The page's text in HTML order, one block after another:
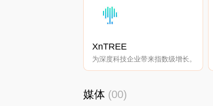
XnTREE
为深度科技企业带来指数级增长。
媒体 (00)